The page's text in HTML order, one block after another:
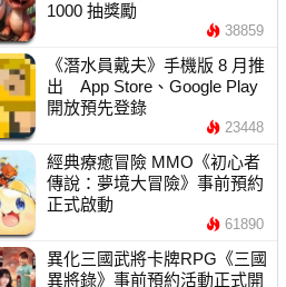
1000 抽獎勵
38859
《潛水員戴夫》手機版 8 月推
出 App Store、Google Play
開放預先登錄
23448
經典療癒冒險 MMO《初心者
傳說：夢境大冒險》事前預約
正式啟動
61890
異化三國武將卡牌RPG《三國
異將錄》事前預約活動正式開